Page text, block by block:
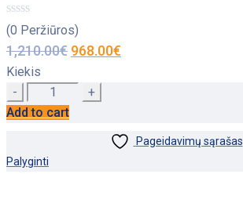
(0 Peržiūros)
1,210.00€ 968.00€
Kiekis
Quantity
Add to cart
Pageidavimų sąrašas
Palyginti